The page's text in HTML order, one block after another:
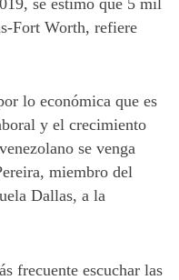
se estimó que 5 mil
Fort Worth, refiere
lo económica que es
y el crecimiento
se venga
miembro del
Dallas, a la
frecuente escuchar las